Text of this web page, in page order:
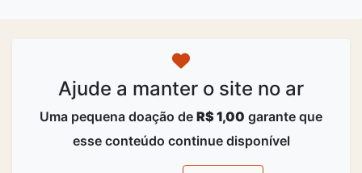
Ajude a manter o site no ar
Uma pequena doação de R$ 1,00 garante que
esse conteúdo continue disponível